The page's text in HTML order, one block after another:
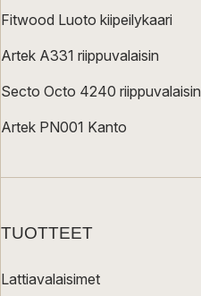
Fitwood Luoto kiipeilykaari
Artek A331 riippuvalaisin
Secto Octo 4240 riippuvalaisin
Artek PN001 Kanto
TUOTTEET
Lattiavalaisimet